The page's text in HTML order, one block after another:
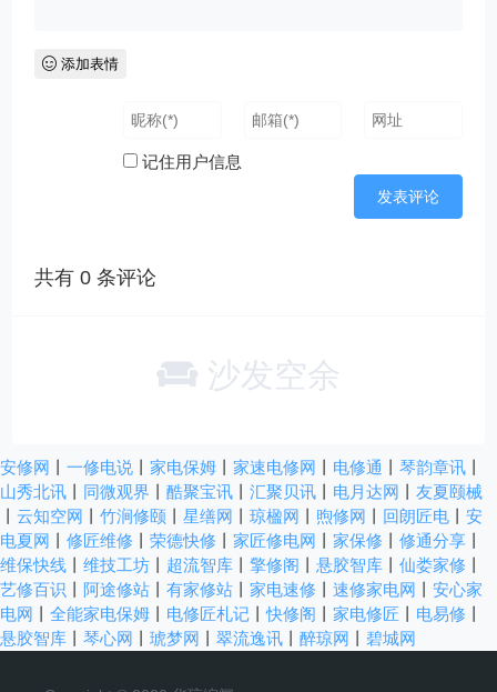
添加表情
记住用户信息
共有0 条评论
沙发空余
安修网 一修电说 家电保姆 家速电修网 电修通 琴韵章讯
山秀北讯
同微观界 酷聚宝讯 汇聚贝讯 电月达网
友夏颐械
云知空网 竹涧修颐 星缮网 琼楹网 煦修网 回朗匠电
安
电夏网
修匠维修 荣德快修 家匠修电网 家保修 修通分享
维保快线
维技工坊 超流智库 擎修阁 悬胶智库 仙娄家修
艺修百识
阿途修站 有家修站 家电速修 速修家电网
安心家
电网
全能家电保姆 电修匠札记 丨快修阁 家电修匠 电易修
悬胶智库
琴心网 琥梦网 翠流逸讯 醉琼网 碧城网